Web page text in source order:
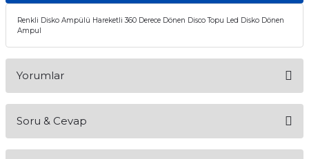
Renkli Disko Ampülü Hareketli 360 Derece Dönen Disco Topu Led Disko Dönen
Ampul
Yorumlar
Soru & Cevap